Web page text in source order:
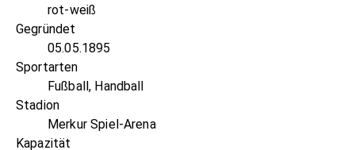
rot-weiß
Gegründet
05.05.1895
Sportarten
Fußball, Handball
Stadion
Merkur Spiel-Arena
Kapazität